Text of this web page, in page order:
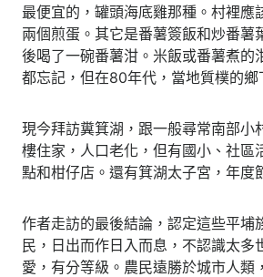
最便宜的，罐頭海底雞那種。村裡應
兩個煎蛋。其它是番薯簽飯和炒番薯
後喝了一碗番薯泔。米飯或番薯煮的
都忘記，但在80年代，當地質樸的鄉
現今拜訪糞箕湖，跟一般尋常南部小
樓住家，人口老化，但有國小、社區
點和柑仔店。還有箕湖太子宮，年度
作者走訪的最後結論，認定這些平埔
民，日出而作日入而息，不認識太多
愛，有分等級。農民遠勝於城市人類